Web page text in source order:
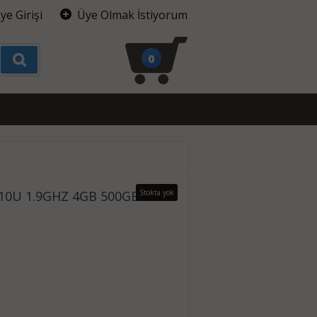
Girişi Üye Olmak İstiyorum
0
Stokta yok
1.9GHZ 4GB 500GB